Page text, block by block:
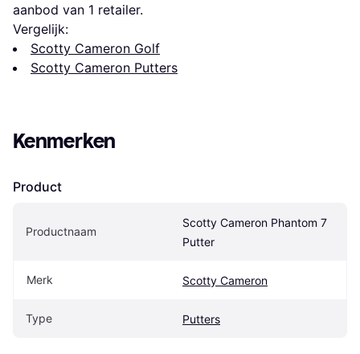
aanbod van 1 retailer.
Vergelijk:
Scotty Cameron Golf
Scotty Cameron Putters
Kenmerken
Product
Productnaam
Scotty Cameron Phantom 7
Putter
Merk Scotty Cameron
Type Putters